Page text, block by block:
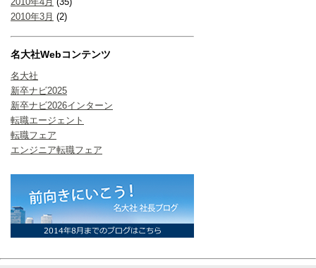
2010年3月 (2)
名大社Webコンテンツ
名大社
新卒ナビ2025
新卒ナビ2026インターン
転職エージェント
転職フェア
エンジニア転職フェア